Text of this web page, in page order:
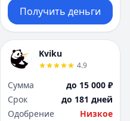
Получить деньги
Kviku
4.9
Сумма
до 15 000 ₽
Срок
до 181 дней
Одобрение
Низкое